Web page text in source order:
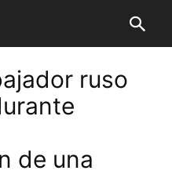
ruso
de una